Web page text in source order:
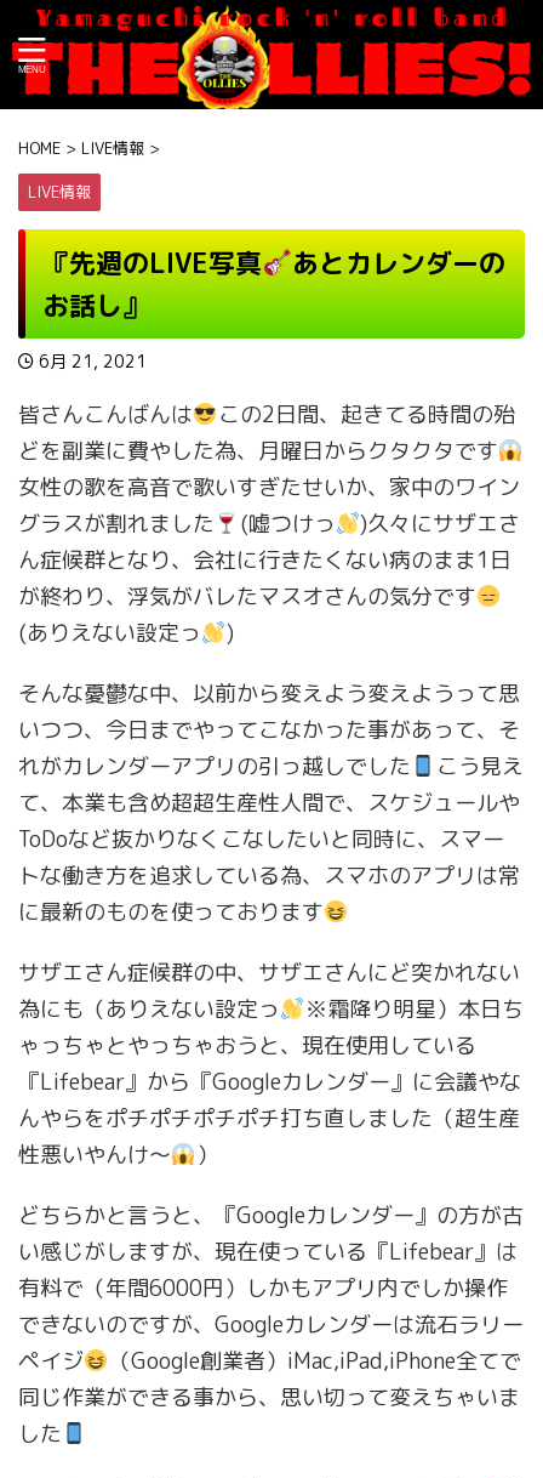
HOME > LIVE情報 >
LIVE情報
『先週のLIVE写真
あとカレンダーの
お話し』
6月 21, 2021
皆さんこんばんは
この2日間、起きてる時間の殆
どを副業に費やした為、月曜日からクタクタです
女性の歌を高音で歌いすぎたせいか、家中のワイン
グラスが割れました
(嘘つけっ
)久々にサザエさ
ん症候群となり、会社に行きたくない病のまま1日
が終わり、浮気がバレたマスオさんの気分です
(ありえない設定っ
)
そんな憂鬱な中、以前から変えよう変えようって思
いつつ、今日までやってこなかった事があって、そ
れがカレンダーアプリの引っ越しでした
こう見え
て、本業も含め超超生産性人間で、スケジュールや
ToDoなど抜かりなくこなしたいと同時に、スマー
トな働き方を追求している為、スマホのアプリは常
に最新のものを使っております
サザエさん症候群の中、サザエさんにど突かれない
為にも（ありえない設定っ
※霜降り明星）本日ち
ゃっちゃとやっちゃおうと、現在使用している
『Lifebear』から『Googleカレンダー』に会議やな
んやらをポチポチポチポチ打ち直しました（超生産
性悪いやんけ〜
）
どちらかと言うと、『Googleカレンダー』の方が古
い感じがしますが、現在使っている『Lifebear』は
有料で（年間6000円）しかもアプリ内でしか操作
できないのですが、Googleカレンダーは流石ラリー
ペイジ
（Google創業者）iMac,iPad,iPhone全てで
同じ作業ができる事から、思い切って変えちゃいま
した